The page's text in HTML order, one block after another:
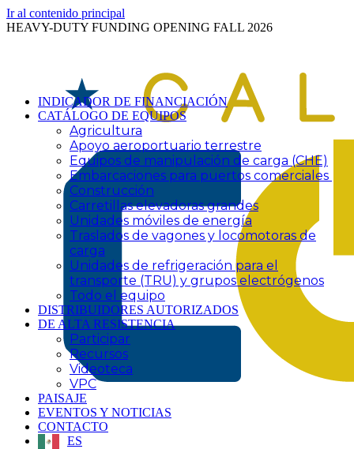
Ir al contenido principal
HEAVY-DUTY FUNDING OPENING FALL 2026
INDICADOR DE FINANCIACIÓN
CATÁLOGO DE EQUIPOS
Agricultura
Apoyo aeroportuario terrestre
Equipos de manipulación de carga (CHE)
Embarcaciones para puertos comerciales
Construcción
Carretillas elevadoras grandes
Unidades móviles de energía
Traslados de vagones y locomotoras de
carga
Unidades de refrigeración para el
transporte (TRU) y grupos electrógenos
Todo el equipo
DISTRIBUIDORES AUTORIZADOS
DE ALTA RESISTENCIA
Participar
Recursos
Videoteca
VPC
PAISAJE
EVENTOS Y NOTICIAS
CONTACTO
ES